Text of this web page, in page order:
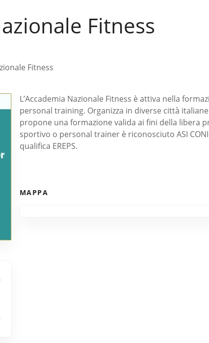
Fitness
Fitness
L’Accademia Nazionale Fitness è attiva nella
personal training. Organizza in diverse città
propone una formazione valida ai fini della libera
sportivo o personal trainer è riconosciuto ASI
qualifica EREPS.
MAPPA